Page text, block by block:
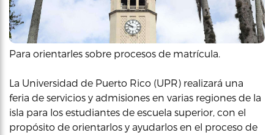
Para orientarles sobre procesos de matrícula.
La Universidad de Puerto Rico (UPR) realizará una
feria de servicios y admisiones en varias regiones de la
isla para los estudiantes de escuela superior, con el
propósito de orientarlos y ayudarlos en el proceso de